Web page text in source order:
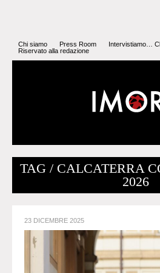
Chi siamo Press Room Intervistiamo…
Riservato alla redazione
TAG / CALCATERRA
2026
23 DICEMBRE 2025